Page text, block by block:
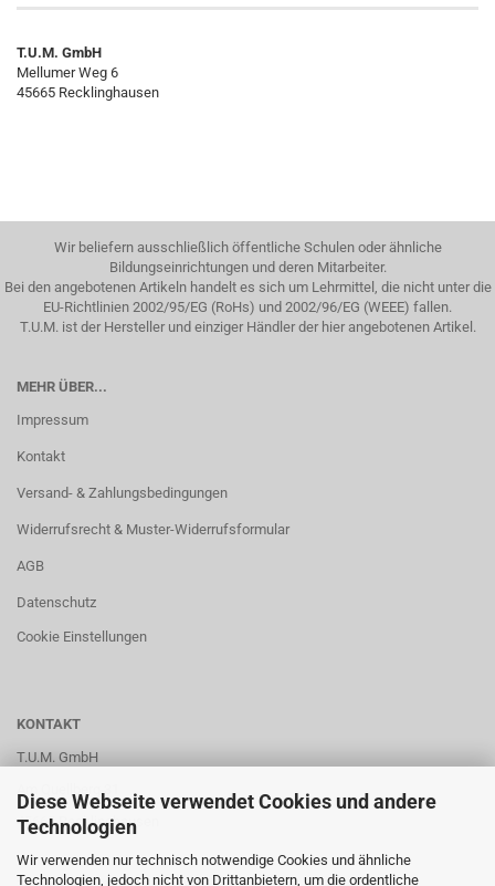
Diese Webseite verwendet Cookies und andere
Technologien
Wir verwenden nur technisch notwendige Cookies und ähnliche
Technologien, jedoch nicht von Drittanbietern, um die ordentliche
T.U.M. GmbH
Mellumer Weg 6
45665 Recklinghausen
Wir beliefern ausschließlich öffentliche Schulen oder ähnliche
Bildungseinrichtungen und deren Mitarbeiter.
Bei den angebotenen Artikeln handelt es sich um Lehrmittel, die nicht unter die
EU-Richtlinien 2002/95/EG (RoHs) und 2002/96/EG (WEEE) fallen.
T.U.M. ist der Hersteller und einziger Händler der hier angebotenen Artikel.
MEHR ÜBER...
Impressum
Kontakt
Versand- & Zahlungsbedingungen
Widerrufsrecht & Muster-Widerrufsformular
AGB
Datenschutz
Cookie Einstellungen
KONTAKT
T.U.M. GmbH
Am Quellberg 31
45665 Recklinghausen